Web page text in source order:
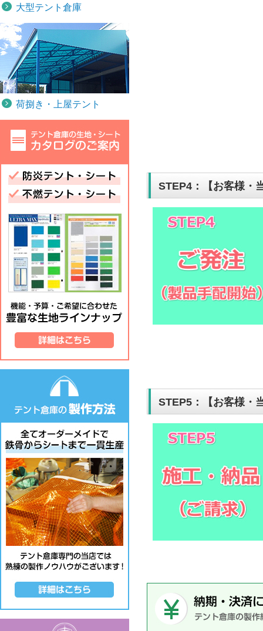
STEP4：【お客様・
STEP5：【お客様・
大型テント倉庫
荷捌き・上屋テント